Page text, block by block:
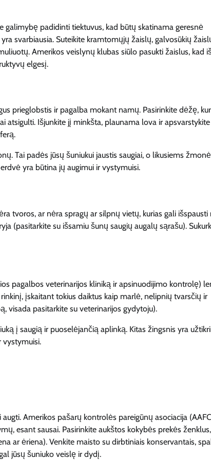
galimybę padidinti tiektuvus, kad būtų skatinama geresnė
svarbiausia. Suteikite kramtomųjų žaislų, galvosūkių
Amerikos veislynų klubas siūlo pasukti žaislus, kad
elgesį.
prieglobstis ir pagalba mokant namų. Pasirinkite dėžę,
atsigulti. Išjunkite jį minkšta, plaunama lova ir apsvarstykite
Tai padės jūsų šuniukui jaustis saugiai, o likusiems
yra būtina jų augimui ir vystymuisi.
tvoros, ar nėra spragų ar silpnų vietų, kurias gali išspausti
(pasitarkite su išsamiu šunų saugių augalų sąrašu).
pagalbos veterinarijos kliniką ir apsinuodijimo kontrolę)
įskaitant tokius daiktus kaip marlė, nelipnių tvarsčių ir
visada pasitarkite su veterinarijos gydytoju).
į saugią ir puoselėjančią aplinką. Kitas žingsnis yra
vystymuisi.
Amerikos pašarų kontrolės pareigūnų asociacija
esant sausai. Pasirinkite aukštos kokybės prekės ženklus,
ar ėriena). Venkite maisto su dirbtiniais konservantais,
jūsų šuniuko veislę ir dydį.